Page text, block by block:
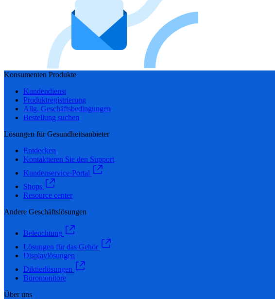
Konsumenten Produkte
Kundendienst
Produktregistrierung
Allg. Geschäftsbedingungen
Bestellung suchen
Lösungen für Gesundheitsanbieter
Entdecken
Kontaktieren Sie den Support
Kundenservice-Portal
Shops
Resource center
Andere Geschäftslösungen
Beleuchtung
Lösungen für das Gehör
Displaylösungen
Diktierlösungen
Büromonitore
Über uns